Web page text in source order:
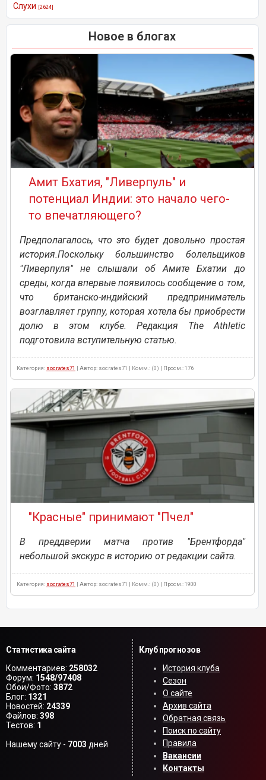
Слухи [2624]
Новое в блогах
Амит Бхатия, "Ливерпуль" и
потенциал Индии: это начало чего-
то впечатляющего?
Предполагалось, что это будет довольно простая
история.Поскольку большинство болельщиков
"Ливерпуля" не слышали об Амите Бхатии до
среды, когда впервые появилось сообщение о том,
что британско-индийский предприниматель
возглавляет группу, которая хотела бы приобрести
долю в этом клубе. Редакция The Athletic
подготовила вступительную статью.
Категория: socrates71 | Автор: socrates71 | Комм.: (0) | Просм.: 176
"Красные" принимают "Пчел"
В преддверии матча против "Брентфорда"
небольшой экскурс в историю от редакции сайта.
Категория: socrates71 | Автор: socrates71 | Комм.: (0) | Просм.: 1900
Статистика сайта
Комментариев: 258032
Форум: 1548/97408
Обои/Фото: 3872
Блог: 1321
Новостей: 24339
Файлов: 398
Тестов: 1
Нашему сайту - 7003 дней
Клуб прогнозов
История клуба
Сезон
О сайте
Архив сайта
Обратная связь
Поиск по сайту
Правила
Вакансии
Контакты